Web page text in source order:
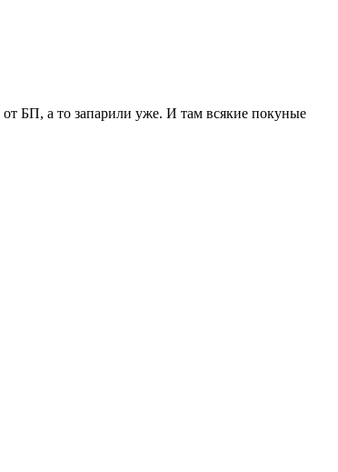
БП, а то запарили уже. И там всякие покуные